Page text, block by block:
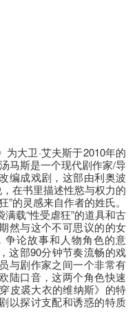
大卫·艾夫斯于2010年的
马斯是一个现代剧作家/导
编成戏剧，这部由利奥波
在书里描述性慾与权力的
的灵感来自作者的姓氏。
载“性受虐狂”的道具和古
然与这个不可思议的的女
争论故事和人物角色的意
这部90分钟节奏流畅的戏
与剧作家之间一个非常有
陆口音，这两个角色快速
皮裘大衣的维纳斯》的特
以探讨支配和诱惑的特质